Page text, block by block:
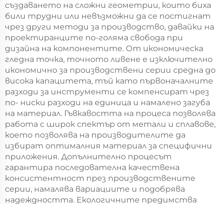
създаването на сложни геометрии, които биха
били трудни или невъзможни да се постигнат
чрез други методи за производство, давайки на
проектиранците по-голяма свобода при
дизайна на компонентите. От икономическа
гледна точка, точното ливене е изключително
икономично за производствени серии средна до
висока капацитета, тъй като първоначалните
разходи за инструменти се компенсират чрез
по- ниски разходи на единица и намалено загуба
на материал. Гъвкавостта на процеса позволява
работа с широк спектър от метали и сплавове,
което позволява на производителите да
избират оптималния материал за специфични
приложения. Допълнително процесът
гарантира последователна качествена
консистентност през производствените
серии, намалява вариациите и подобрява
надеждността. Екологичните предимства